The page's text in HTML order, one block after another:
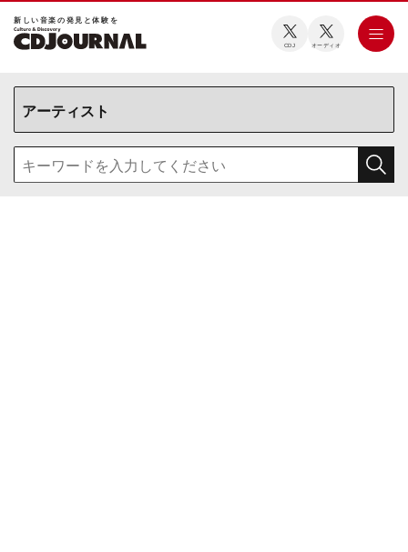
新しい⾳楽の発⾒と体験を
CDJ オーディオ